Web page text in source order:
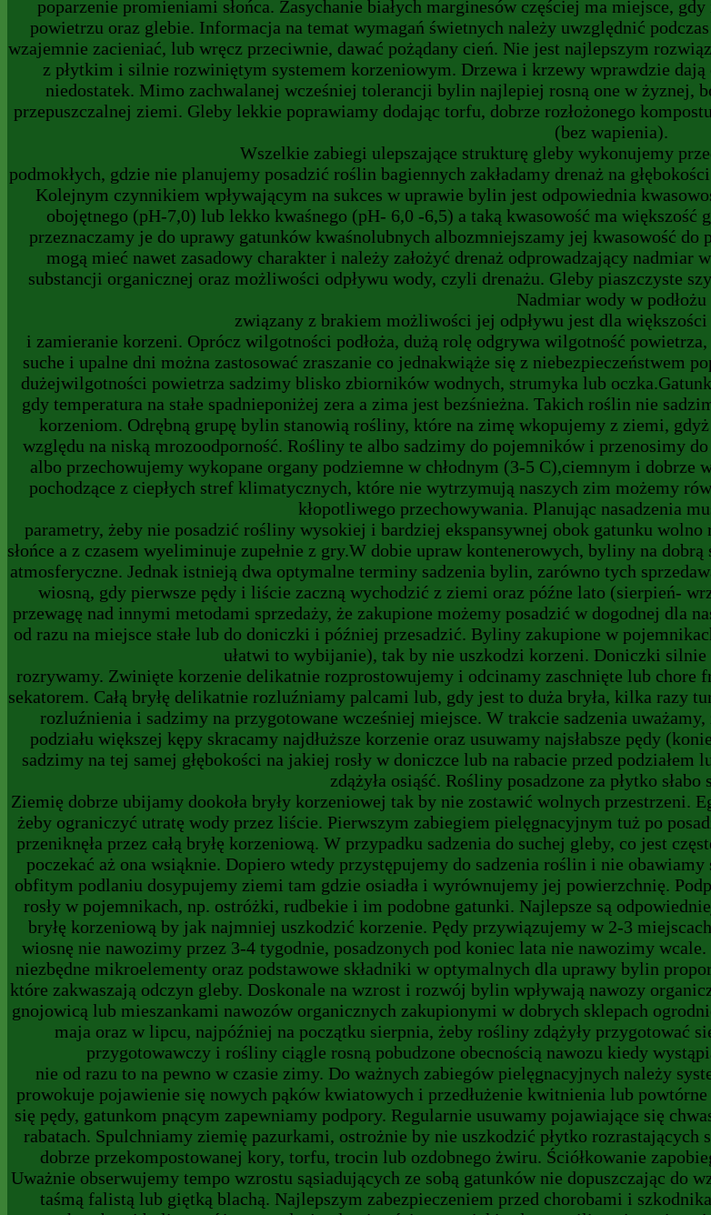
poparzenie promieniami słońca. Zasychanie białych marginesów częściej ma miejsce,
powietrzu oraz glebie. Informacja na temat wymagań świetnych należy uwzględnić
wzajemnie zacieniać, lub wręcz przeciwnie, dawać pożądany cień. Nie jest najlepszym
z płytkim i silnie rozwiniętym systemem korzeniowym. Drzewa i krzewy wprawdzie
niedostatek. Mimo zachwalanej wcześniej tolerancji bylin najlepiej rosną one w żyznej,
przepuszczalnej ziemi. Gleby lekkie poprawiamy dodając torfu, dobrze rozłożonego
(bez wapienia).
Wszelkie zabiegi ulepszające strukturę gleby wykonujemy
podmokłych, gdzie nie planujemy posadzić roślin bagiennych zakładamy drenaż na
Kolejnym czynnikiem wpływającym na sukces w uprawie bylin jest odpowiednia
obojętnego (pH-7,0) lub lekko kwaśnego (pH- 6,0 -6,5) a taką kwasowość ma
przeznaczamy je do uprawy gatunków kwaśnolubnych albozmniejszamy jej kwasowość
mogą mieć nawet zasadowy charakter i należy założyć drenaż odprowadzający
substancji organicznej oraz możliwości odpływu wody, czyli drenażu. Gleby piaszczyste
Nadmiar wody w podłożu
związany z brakiem możliwości jej odpływu jest dla
i zamieranie korzeni. Oprócz wilgotności podłoża, dużą rolę odgrywa wilgotność
suche i upalne dni można zastosować zraszanie co jednakwiąże się z niebezpieczeństwem
dużejwilgotności powietrza sadzimy blisko zbiorników wodnych, strumyka lub
gdy temperatura na stałe spadnieponiżej zera a zima jest bezśnieżna. Takich roślin nie
korzeniom. Odrębną grupę bylin stanowią rośliny, które na zimę wkopujemy z ziemi,
względu na niską mrozoodporność. Rośliny te albo sadzimy do pojemników i przenosimy
albo przechowujemy wykopane organy podziemne w chłodnym (3-5 C),ciemnym i
pochodzące z ciepłych stref klimatycznych, które nie wytrzymują naszych zim możemy
kłopotliwego przechowywania. Planując nasadzenia
parametry, żeby nie posadzić rośliny wysokiej i bardziej ekspansywnej obok gatunku
słońce a z czasem wyeliminuje zupełnie z gry.W dobie upraw kontenerowych, byliny na
atmosferyczne. Jednak istnieją dwa optymalne terminy sadzenia bylin, zarówno tych
wiosną, gdy pierwsze pędy i liście zaczną wychodzić z ziemi oraz późne lato (sierpień-
przewagę nad innymi metodami sprzedaży, że zakupione możemy posadzić w dogodnej dla
od razu na miejsce stałe lub do doniczki i później przesadzić. Byliny zakupione w
ułatwi to wybijanie), tak by nie uszkodzi korzeni. Doniczki
rozrywamy. Zwinięte korzenie delikatnie rozprostowujemy i odcinamy zaschnięte lub chore
sekatorem. Całą bryłę delikatnie rozluźniamy palcami lub, gdy jest to duża bryła, kilka razy
rozluźnienia i sadzimy na przygotowane wcześniej miejsce. W trakcie sadzenia
podziału większej kępy skracamy najdłuższe korzenie oraz usuwamy najsłabsze pędy
sadzimy na tej samej głębokości na jakiej rosły w doniczce lub na rabacie przed
zdążyła osiąść. Rośliny posadzone za płytko
Ziemię dobrze ubijamy dookoła bryły korzeniowej tak by nie zostawić wolnych przestrzeni.
żeby ograniczyć utratę wody przez liście. Pierwszym zabiegiem pielęgnacyjnym tuż po
przeniknęła przez całą bryłę korzeniową. W przypadku sadzenia do suchej gleby, co jest
poczekać aż ona wsiąknie. Dopiero wtedy przystępujemy do sadzenia roślin i nie
obfitym podlaniu dosypujemy ziemi tam gdzie osiadła i wyrównujemy jej powierzchnię.
rosły w pojemnikach, np. ostróżki, rudbekie i im podobne gatunki. Najlepsze są
bryłę korzeniową by jak najmniej uszkodzić korzenie. Pędy przywiązujemy w 2-3
wiosnę nie nawozimy przez 3-4 tygodnie, posadzonych pod koniec lata nie nawozimy
niezbędne mikroelementy oraz podstawowe składniki w optymalnych dla uprawy bylin
które zakwaszają odczyn gleby. Doskonale na wzrost i rozwój bylin wpływają nawozy
gnojowicą lub mieszankami nawozów organicznych zakupionymi w dobrych sklepach
maja oraz w lipcu, najpóźniej na początku sierpnia, żeby rośliny zdążyły przygotować
przygotowawczy i rośliny ciągle rosną pobudzone obecnością nawozu kiedy
nie od razu to na pewno w czasie zimy. Do ważnych zabiegów pielęgnacyjnych należy
prowokuje pojawienie się nowych pąków kwiatowych i przedłużenie kwitnienia lub
się pędy, gatunkom pnącym zapewniamy podpory. Regularnie usuwamy pojawiające się
rabatach. Spulchniamy ziemię pazurkami, ostrożnie by nie uszkodzić płytko
dobrze przekompostowanej kory, torfu, trocin lub ozdobnego żwiru. Ściółkowanie
Uważnie obserwujemy tempo wzrostu sąsiadujących ze sobą gatunków nie dopuszczając do
taśmą falistą lub giętką blachą. Najlepszym zabezpieczeniem przed chorobami i